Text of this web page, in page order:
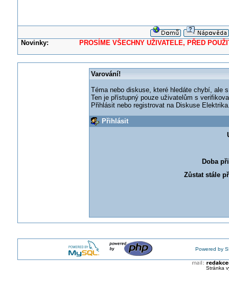
Novinky: PROSÍME VŠECHNY UŽIVATELE, PŘED
Varování!
Téma nebo diskuse, které hledáte chybí, ale
Ten je přístupný pouze uživatelům s
Přihlásit nebo registrovat na Diskuse
Přihlásit
Doba
Zůstat stále
Powered by
Stránka